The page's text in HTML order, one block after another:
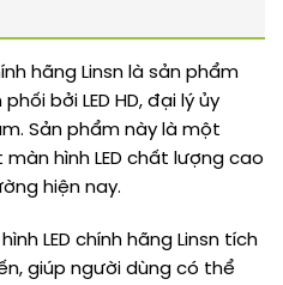
hãng Linsn là sản phẩm
bởi LED HD, đại lý ủy
Sản phẩm này là một
hình LED chất lượng cao
hiện nay.
LED chính hãng Linsn tích
giúp người dùng có thể